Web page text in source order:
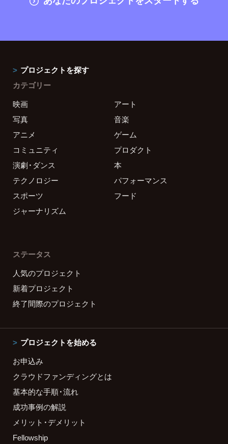
プロジェクトを探す
カテゴリー
映画
アート
写真
音楽
アニメ
ゲーム
コミュニティ
プロダクト
演劇・ダンス
本
テクノロジー
パフォーマンス
スポーツ
フード
ジャーナリズム
ステータス
人気のプロジェクト
新着プロジェクト
終了間際のプロジェクト
プロジェクトを始める
お申込み
クラウドファンディングとは
基本的な手順・流れ
成功事例の解説
メリット・デメリット
Fellowship